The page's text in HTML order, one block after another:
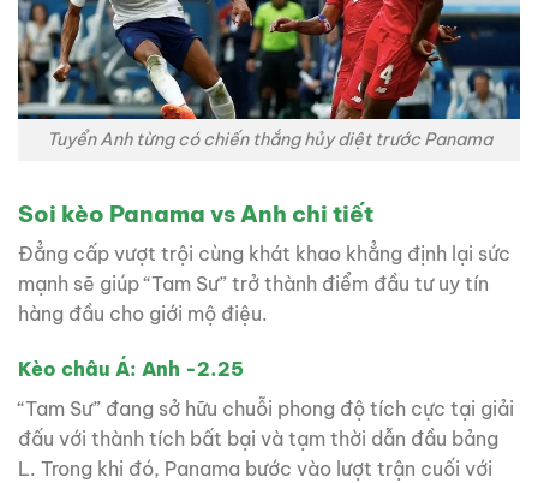
Tuyển Anh từng có chiến thắng hủy diệt trước Panama
Soi kèo Panama vs Anh chi tiết
Đẳng cấp vượt trội cùng khát khao khẳng định lại sức
mạnh sẽ giúp “Tam Sư” trở thành điểm đầu tư uy tín
hàng đầu cho giới mộ điệu.
Kèo châu Á: Anh -2.25
“Tam Sư” đang sở hữu chuỗi phong độ tích cực tại giải
đấu với thành tích bất bại và tạm thời dẫn đầu bảng
L. Trong khi đó, Panama bước vào lượt trận cuối với